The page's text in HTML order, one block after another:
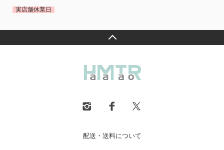
実店舗休業日
配送・送料について